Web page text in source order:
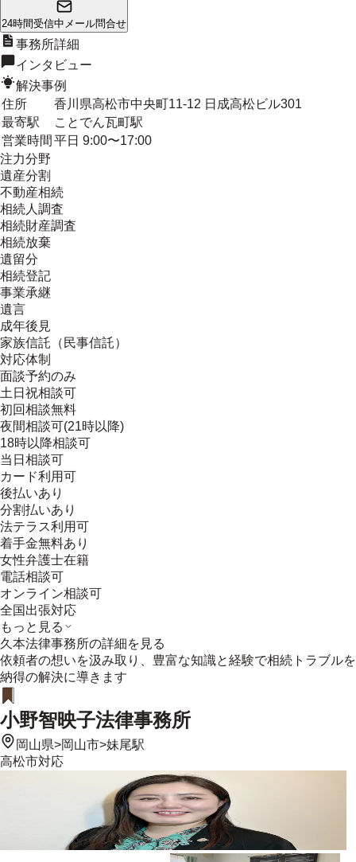
24時間受信中 メール問合せ
事務所詳細
インタビュー
解決事例
住所
香川県高松市中央町11-12 日成高松ビル301
最寄駅
ことでん瓦町駅
営業時間 平日 9:00〜17:00
注力分野
遺産分割
不動産相続
相続人調査
相続財産調査
相続放棄
遺留分
相続登記
事業承継
遺言
成年後見
家族信託（民事信託）
対応体制
面談予約のみ
土日祝相談可
初回相談無料
夜間相談可(21時以降)
18時以降相談可
当日相談可
カード利用可
後払いあり
分割払いあり
法テラス利用可
着手金無料あり
女性弁護士在籍
電話相談可
オンライン相談可
全国出張対応
もっと見る
久本法律事務所の詳細を見る
依頼者の想いを汲み取り、豊富な知識と経験で相続トラブルを
納得の解決に導きます
小野智映子法律事務所
岡山県>岡山市>妹尾駅
高松市対応